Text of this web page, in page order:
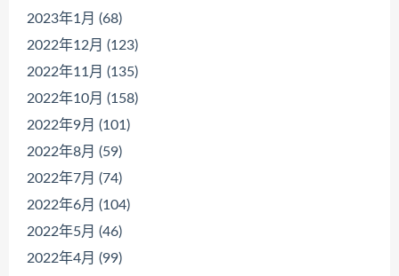
2023年1月 (68)
2022年12月 (123)
2022年11月 (135)
2022年10月 (158)
2022年9月 (101)
2022年8月 (59)
2022年7月 (74)
2022年6月 (104)
2022年5月 (46)
2022年4月 (99)